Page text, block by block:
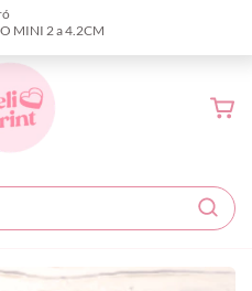
hasta 6 días hábiles